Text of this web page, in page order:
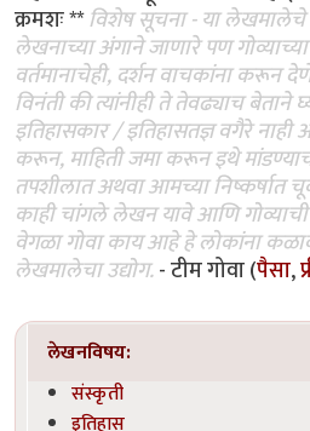
क्रमशः **विशेष सूचना - या
लेखनाच्या अंगाने जाणारे पण
वर्तमानाचेही, दर्शन वाचकांना करून
विनंती की त्यांनीही ते तेवढ्याच बेताने
इतिहासकार / इतिहासतज्ञ वगैरे
करून, माहिती जमा करून इथे
तपशीलात अथवा आमच्या
काही चांगले लेखन यावे आणि
वेगळा गोवा काय आहे हे लोकांना
लेखमालेचा उद्योग.- टीम गोवा (पैसा,
लेखनविषय:
संस्कृती
इतिहास